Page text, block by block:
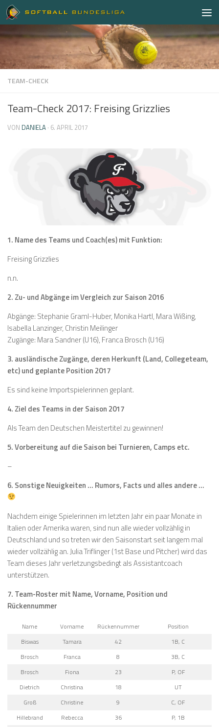
Zum Inhalt springen
TEAM-CHECK
Team-Check 2017: Freising Grizzlies
VON DANIELA · 6. APRIL 2017
1. Name des Teams und Coach(es) mit Funktion:
Freising Grizzlies
n.n.
2. Zu- und Abgänge im Vergleich zur Saison 2016
Abgänge: Stephanie Graml-Huber, Monika Hartl, Mara Wißing,
Isabella Lanzinger, Christin Meilinger
Zugänge: Mara Sandner (U16), Franca Brosch (U16)
3. ausländische Zugänge, deren Herkunft (Land, Collegeteam,
etc) und geplante Position 2017
Es sind keine Importspielerinnen geplant.
4. Ziel des Teams in der Saison 2017
Als Team den Deutschen Meistertitel zu gewinnen!
5. Vorbereitung auf die Saison bei Turnieren, Camps etc.
–
6. Sonstige Neuigkeiten … Rumors, Facts und alles andere …
Nachdem einige Spielerinnen im letzten Jahr ein paar Monate in
Italien oder Amerika waren, sind nun alle wieder vollzählig in
Deutschland und so treten wir den Saisonstart seit langem mal
wieder vollzählig an. Julia Triflinger (1st Base und Pitcher) wird das
Team dieses Jahr verletzungsbedingt als Assistantcoach
unterstützen.
7. Team-Roster mit Name, Vorname, Position und
Rückennummer
Name Vorname Rückennummer
Position
Biswas
Tamara 42
1B, C
Brosch
Franca 8
3B, C
Brosch
Fiona 23
P, OF
Dietrich
Christina 18
UT
Groß
Christine 9
C, OF
Hillebrand
Rebecca 36
P, 1B